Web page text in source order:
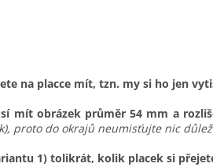
na placce mít, tzn. my si ho jen
mít obrázek průměr 54 mm a
proto do okrajů neumisťujte nic
1) tolikrát, kolik placek si